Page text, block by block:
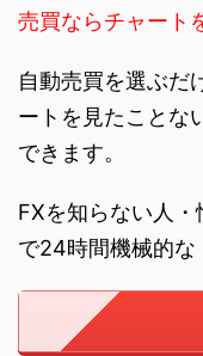
売買ならチャート
自動売買を選ぶだ
ートを見たことな
できます。
FXを知らない人
で24時間機械的な